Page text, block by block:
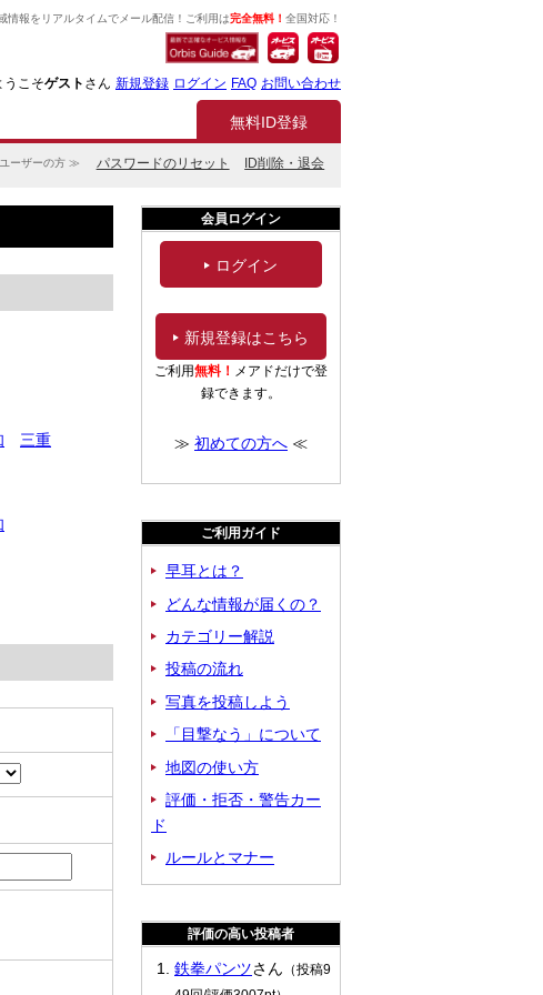
情報をリアルタイムでメール配信！ご利用は完全無料！ 全国対応！
うこそゲスト さん 新規登録 ログイン FAQ お問い合わせ
無料ID登録
ーザーの方 ≫ パスワードのリセット ID削除・退会
三重
会員ログイン
ログイン
新規登録はこちら
ご利用無料！ メアドだけで登
録できます。
≫ 初めての方へ ≪
ご利用ガイド
早耳とは？
どんな情報が届くの？
カテゴリー解説
投稿の流れ
写真を投稿しよう
「目撃なう」について
地図の使い方
評価・拒否・警告カー
ド
ルールとマナー
評価の高い投稿者
鉄拳パンツさん （投稿9